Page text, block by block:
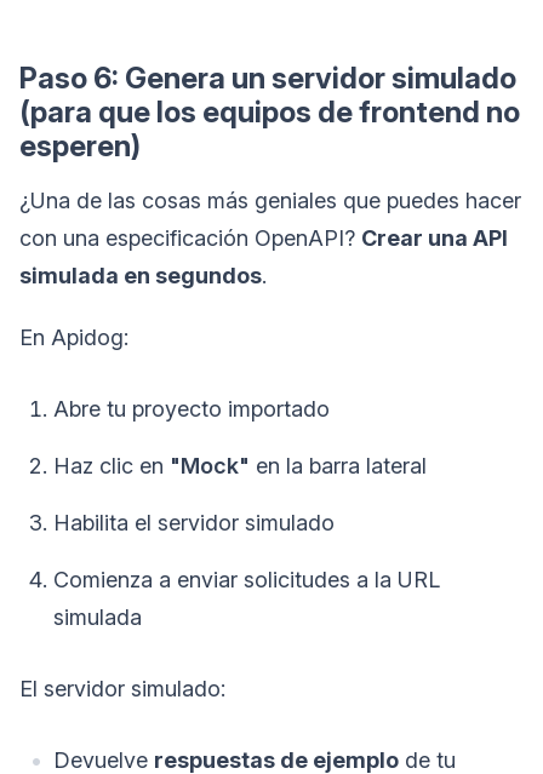
Paso 6: Genera un servidor simulado
(para que los equipos de frontend no
esperen)
¿Una de las cosas más geniales que puedes hacer
con una especificación OpenAPI? Crear una API
simulada en segundos.
En Apidog:
Abre tu proyecto importado
Haz clic en "Mock" en la barra lateral
Habilita el servidor simulado
Comienza a enviar solicitudes a la URL
simulada
El servidor simulado:
Devuelve respuestas de ejemplo de tu